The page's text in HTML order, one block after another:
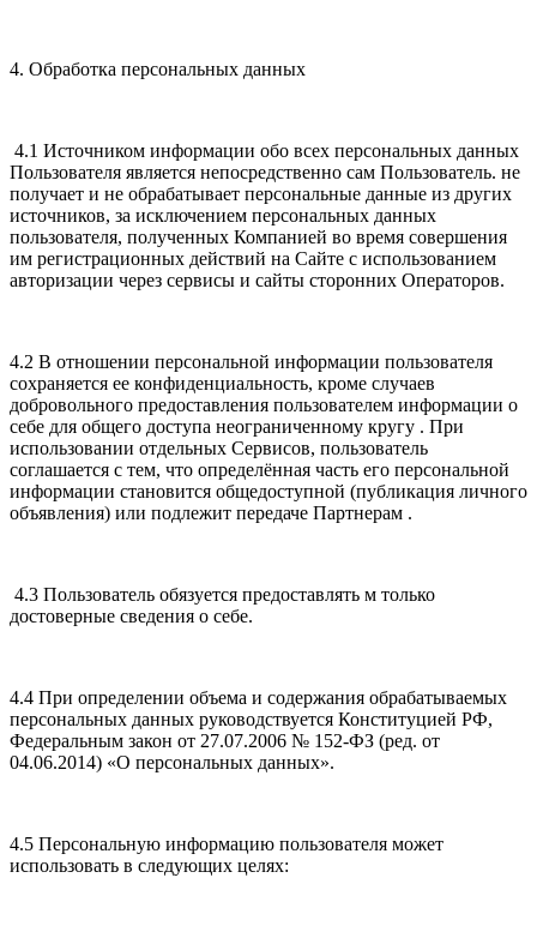
4. Обработка персональных данных
4.1 Источником информации обо всех персональных данных
Пользователя является непосредственно сам Пользователь. не
получает и не обрабатывает персональные данные из других
источников, за исключением персональных данных
пользователя, полученных Компанией во время совершения
им регистрационных действий на Сайте с использованием
авторизации через сервисы и сайты сторонних Операторов.
4.2 В отношении персональной информации пользователя
сохраняется ее конфиденциальность, кроме случаев
добровольного предоставления пользователем информации о
себе для общего доступа неограниченному кругу . При
использовании отдельных Сервисов, пользователь
соглашается с тем, что определённая часть его персональной
информации становится общедоступной (публикация личного
объявления) или подлежит передаче Партнерам .
4.3 Пользователь обязуется предоставлять м только
достоверные сведения о себе.
4.4 При определении объема и содержания обрабатываемых
персональных данных руководствуется Конституцией РФ,
Федеральным закон от 27.07.2006 № 152-ФЗ (ред. от
04.06.2014) «О персональных данных».
4.5 Персональную информацию пользователя может
использовать в следующих целях: